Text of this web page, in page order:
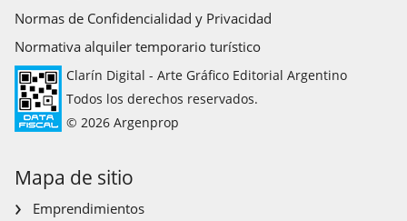
Normas de Confidencialidad y Privacidad
Normativa alquiler temporario turístico
Clarín Digital - Arte Gráfico Editorial Argentino
Todos los derechos reservados.
© 2026 Argenprop
Mapa de sitio
Emprendimientos